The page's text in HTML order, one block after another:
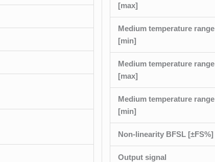
[max]
Medium temperature range
[min]
Medium temperature range
[max]
Medium temperature range
[min]
Non-linearity BFSL [±FS%]
Output signal